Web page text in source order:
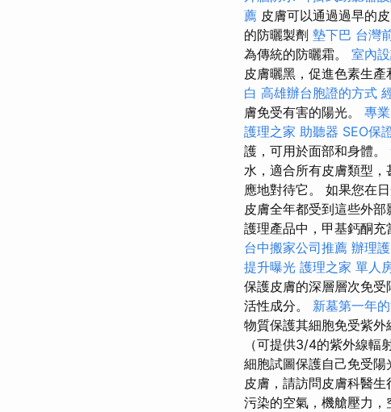
薦 皮膚可以通過過早的
的防曬製劑 墊下巴 台灣
為傳統的防曬霜。 室內
皮膚曬黑，促進色素生
白 高雄辦台胞證的方式
膚免受有害的陽光。 專
護理之家 助聽器 SEO保
護，可用於面部和身體。
水，適合所有皮膚類型，
應地對待它。 如果您在
皮膚全年都受到這些外
護理產品中，甲基鈣酮充
台中搬家公司推薦 辦理
提升曝光 護理之家 單人
保護皮膚的深層層次免受
活性成分。 新墓第一年
物質保護其細胞免受紫
（可提供3/4的紫外線
細胞試圖保護自己免受陽
皮膚，請訪問皮膚科醫生
污染的空氣，機艙壓力，